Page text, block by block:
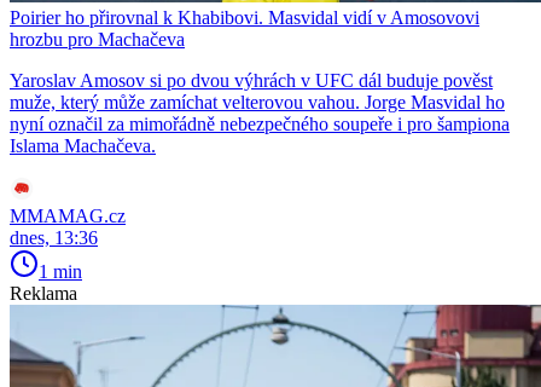
Poirier ho přirovnal k Khabibovi. Masvidal vidí v Amosovovi
hrozbu pro Machačeva
Yaroslav Amosov si po dvou výhrách v UFC dál buduje pověst
muže, který může zamíchat velterovou vahou. Jorge Masvidal ho
nyní označil za mimořádně nebezpečného soupeře i pro šampiona
Islama Machačeva.
MMAMAG.cz
dnes, 13:36
1 min
Reklama